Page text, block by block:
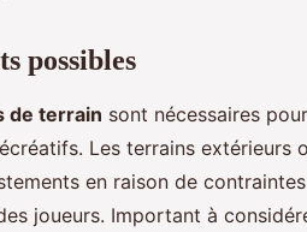
possibles
de terrain sont nécessaires
Les terrains extérieurs
en raison de
joueurs. Important à